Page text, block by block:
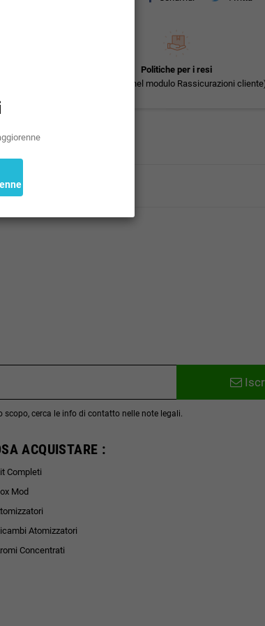
Politiche per i resi
(modificale nel modulo Rassicurazioni
cerca le info di contatto nelle note legali.
ACQUISTARE :
Completi
Mod
Atomizzatori
Concentrati